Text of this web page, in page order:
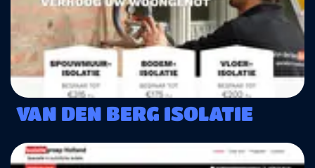
VAN DEN BERG ISOLATIE